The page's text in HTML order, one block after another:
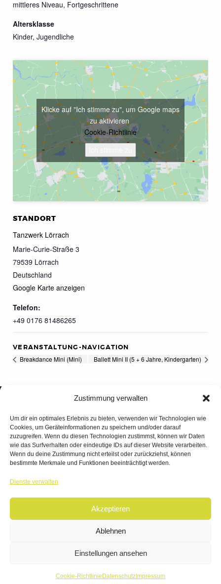
Zustimmung verwalten
Um dir ein optimales Erlebnis zu bieten, verwenden wir Technologien wie
Cookies, um Geräteinformationen zu speichern und/oder darauf
zuzugreifen. Wenn du diesen Technologien zustimmst, können wir Daten
wie das Surfverhalten oder eindeutige IDs auf dieser Website verarbeiten.
Wenn du deine Zustimmung nicht erteilst oder zurückziehst, können
bestimmte Merkmale und Funktionen beeinträchtigt werden.
Dienste verwalten
Akzeptieren
Ablehnen
Einstellungen ansehen
Cookie-Richtlinie Datenschutz Impressum
mittleres Niveau, Fortgeschrittene
Altersklasse
Kinder, Jugendliche
STANDORT
Tanzwerk Lörrach
Marie-Curie-Straße 3
79539 Lörrach
Deutschland
Google Karte anzeigen
Telefon:
+49 0176 81486265
Klicke auf "Ich stimme zu", um Google maps
zu aktivieren
Cookie-Richtlinie
VERANSTALTUNG-NAVIGATION
Breakdance Mini (Mini) Ballett Mini II (5 + 6 Jahre, Kindergarten)
© 2026 | TANZWERK
DATENSCHUTZ